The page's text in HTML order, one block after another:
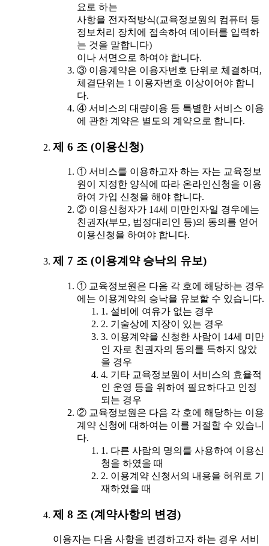
요로 하는
사항을 전자적방식(교육정보원의 컴퓨터 등
정보처리 장치에 접속하여 데이터를 입력하
는 것을 말합니다)
이나 서면으로 하여야 합니다.
③ 이용계약은 이용자번호 단위로 체결하며,
체결단위는 1 이용자번호 이상이어야 합니
다.
④ 서비스의 대량이용 등 특별한 서비스 이용
에 관한 계약은 별도의 계약으로 합니다.
제 6 조 (이용신청)
① 서비스를 이용하고자 하는 자는 교육정보
원이 지정한 양식에 따라 온라인신청을 이용
하여 가입 신청을 해야 합니다.
② 이용신청자가 14세 미만인자일 경우에는
친권자(부모, 법정대리인 등)의 동의를 얻어
이용신청을 하여야 합니다.
제 7 조 (이용계약 승낙의 유보)
① 교육정보원은 다음 각 호에 해당하는 경우
에는 이용계약의 승낙을 유보할 수 있습니다.
1. 설비에 여유가 없는 경우
2. 기술상에 지장이 있는 경우
3. 이용계약을 신청한 사람이 14세 미만
인 자로 친권자의 동의를 득하지 않았
을 경우
4. 기타 교육정보원이 서비스의 효율적
인 운영 등을 위하여 필요하다고 인정
되는 경우
② 교육정보원은 다음 각 호에 해당하는 이용
계약 신청에 대하여는 이를 거절할 수 있습니
다.
1. 다른 사람의 명의를 사용하여 이용신
청을 하였을 때
2. 이용계약 신청서의 내용을 허위로 기
재하였을 때
제 8 조 (계약사항의 변경)
이용자는 다음 사항을 변경하고자 하는 경우 서비